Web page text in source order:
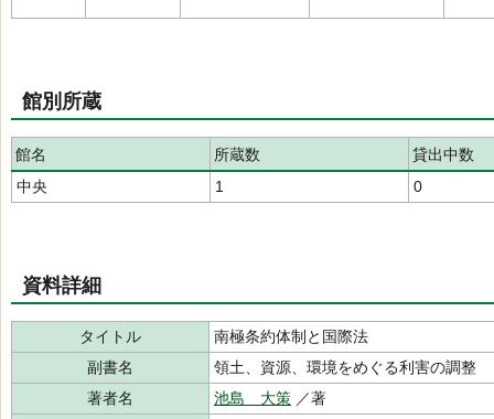
館別所蔵
館名 所蔵数
貸出中数
中央
1 0
資料詳細
タイトル
南極条約体制と国際法
副書名
領土、資源、環境をめぐる利害の調整
著者名
池島 大策 ／著